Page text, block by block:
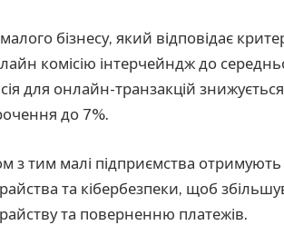
бізнесу, який відповідає
комісію інтерчейндж до
для онлайн-транзакцій
до 7%.
з тим малі підприємства
та кібербезпеки, щоб
та поверненню платежів.